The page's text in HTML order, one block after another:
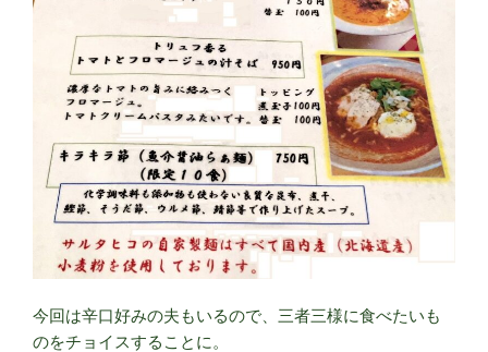
今回は辛口好みの夫もいるので、三者三様に食べたいも
のをチョイスすることに。